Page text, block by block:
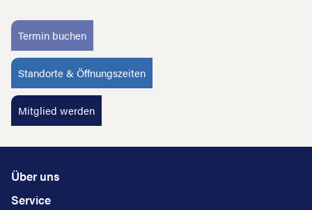
Termin buchen
Standorte & Öffnungszeiten
Mitglied werden
Über uns
Service